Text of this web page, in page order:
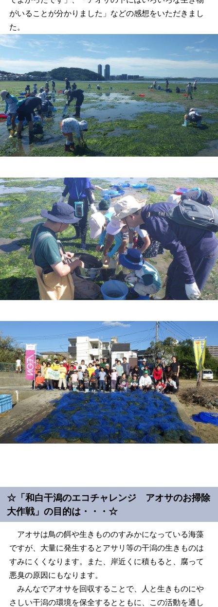
がいることが分かりました」などの感想をいただきまし
た。
☆「和白干潟のエコチャレンジ アオサのお掃除
大作戦」の目的は・・・☆
アオサは鳥の餌や生きもののすみかになっている海藻
ですが、大量に発生するとアサリ等の干潟の生きものは
すみにくくなります。また、岸近くに積もると、腐って
悪臭の原因にもなります。
みんなでアオサを回収することで、人と生きものにや
さしい干潟の環境を保全するとともに、この活動を通し